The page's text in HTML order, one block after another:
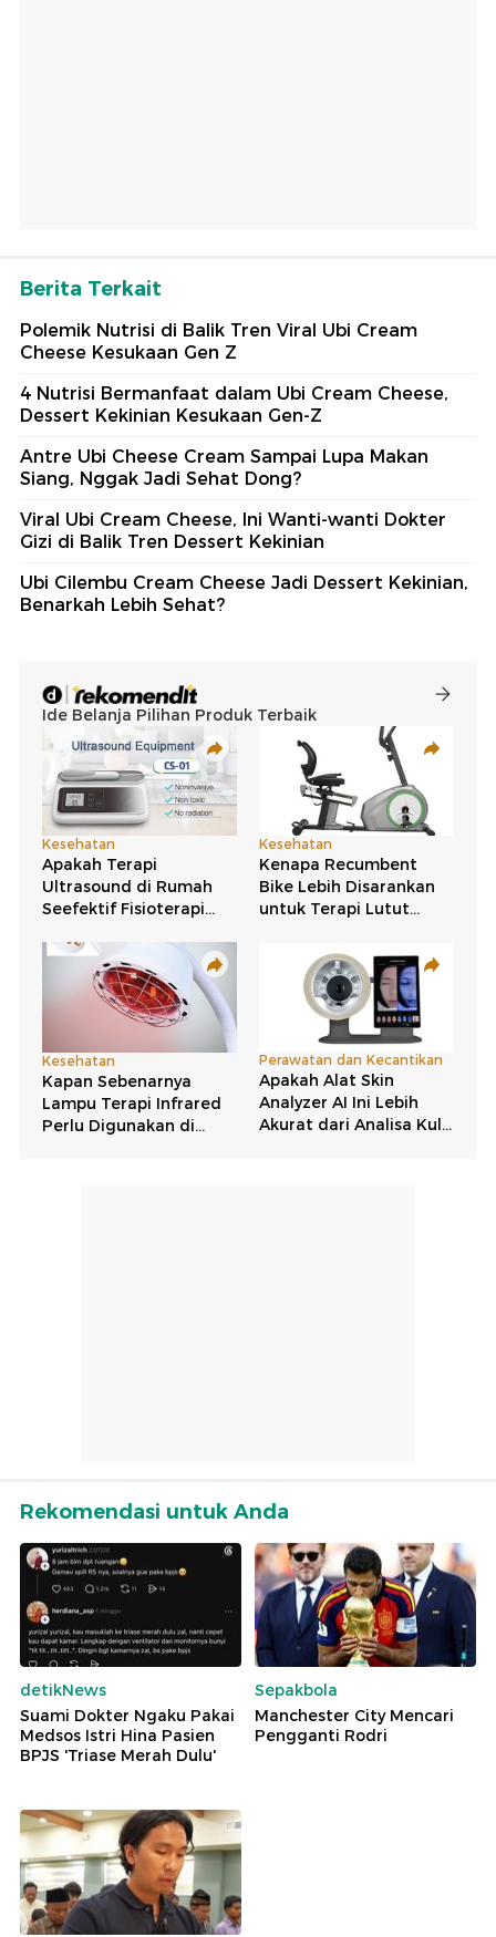
Berita Terkait
Polemik Nutrisi di Balik Tren Viral Ubi Cream
Cheese Kesukaan Gen Z
4 Nutrisi Bermanfaat dalam Ubi Cream Cheese,
Dessert Kekinian Kesukaan Gen-Z
Antre Ubi Cheese Cream Sampai Lupa Makan
Siang, Nggak Jadi Sehat Dong?
Viral Ubi Cream Cheese, Ini Wanti-wanti Dokter
Gizi di Balik Tren Dessert Kekinian
Ubi Cilembu Cream Cheese Jadi Dessert Kekinian,
Benarkah Lebih Sehat?
Rekomendasi untuk Anda
detikNews
Suami Dokter Ngaku Pakai
Medsos Istri Hina Pasien
BPJS 'Triase Merah Dulu'
Sepakbola
Manchester City Mencari
Pengganti Rodri